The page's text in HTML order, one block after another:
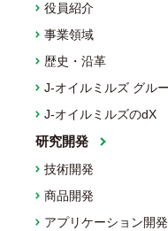
役員紹介
事業領域
歴史・沿革
J-オイルミルズ グル
J-オイルミルズのdX
研究開発
技術開発
商品開発
アプリケーション開発